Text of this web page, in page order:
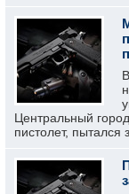
Центральный
пистолет, пытался